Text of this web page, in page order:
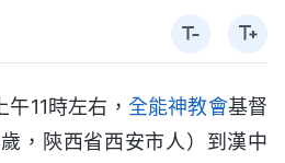
11時左右， 全能神教會基督
，陝西省西安市人）到漢中